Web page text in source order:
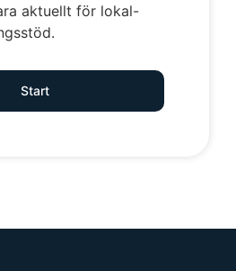
aktuellt för lokal-
Start